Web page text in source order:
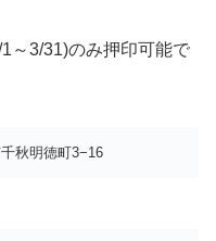
～3/31)のみ押印可能で
秋明徳町3−16